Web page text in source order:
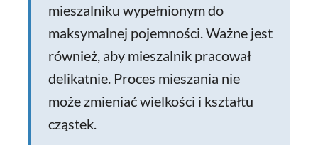
mieszalniku wypełnionym do
maksymalnej pojemności. Ważne jest
również, aby mieszalnik pracował
delikatnie. Proces mieszania nie
może zmieniać wielkości i kształtu
cząstek.